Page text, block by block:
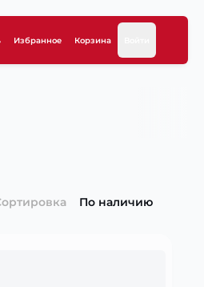
Избранное Корзина
По наличию